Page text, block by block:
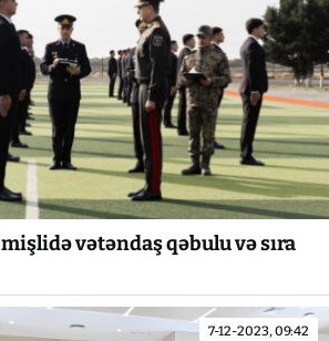
vətəndaş qəbulu və sıra
7-12-2023, 09:42